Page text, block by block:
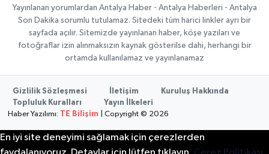
Yayınlanan yorumlardan Antalya Haber - Antalya Haberleri - Antalya
Son Dakika sorumlu tutulamaz. Sitedeki tüm harici linkler ayrı bir
sayfada açılır. Sitemizde yayınlanan haber, köşe yazıları ve
fotoğraflar izin alınmaksızın kaynak gösterilse dahi, herhangi bir
ortamda kullanılamaz ve yayınlanamaz
Gizlilik Sözleşmesi İletişim
Kuruluş Hakkında
Topluluk Kuralları
Yayın İlkeleri
Haber Yazılımı: TE Bilişim | Copyright © 2026
En iyi site deneyimi sağlamak için çerezlerden